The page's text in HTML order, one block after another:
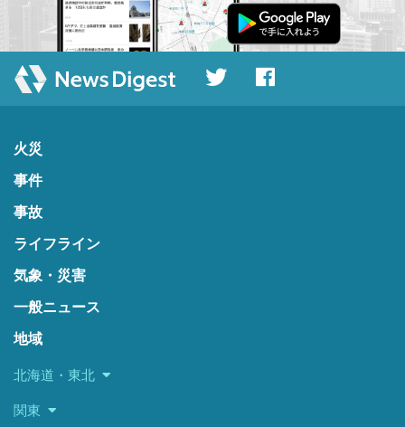
火災
事件
事故
ライフライン
気象・災害
一般ニュース
地域
北海道・東北
関東